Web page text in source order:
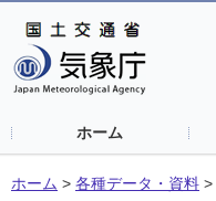
ホーム
ホーム > 各種データ・資料 >